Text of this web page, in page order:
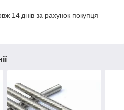
14 днів за рахунок покупця